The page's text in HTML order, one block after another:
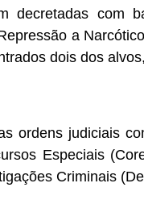
decretadas com
a
dois dos
ordens judiciais
Especiais
Criminais